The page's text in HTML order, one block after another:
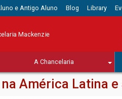
e Antigo Aluno Blog Library
Mackenzie
A Chancelaria
América Latina